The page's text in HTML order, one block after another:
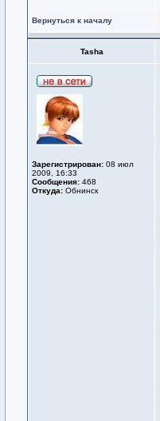
Вернуться к началу
Tasha
Зарегистрирован: 08 июл
2009, 16:33
Сообщения: 468
Откуда: Обнинск